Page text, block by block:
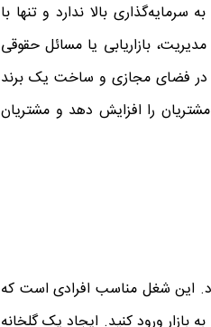
بالا ندارد و تنها با
بازاریابی یا مسائل حقوقی
در فضای مجازی و ساخت یک برند
را افزایش دهد و مشتریان
این شغل مناسب افرادی است که
بازار ورود کنید. ایجاد یک گلخانه